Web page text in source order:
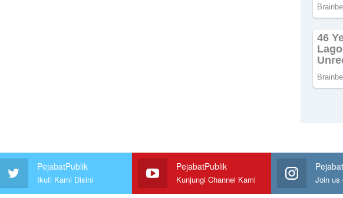
PejabatPublik
Ikuti Kami Disini
PejabatPublik
Kunjungi Channel Kami Join us